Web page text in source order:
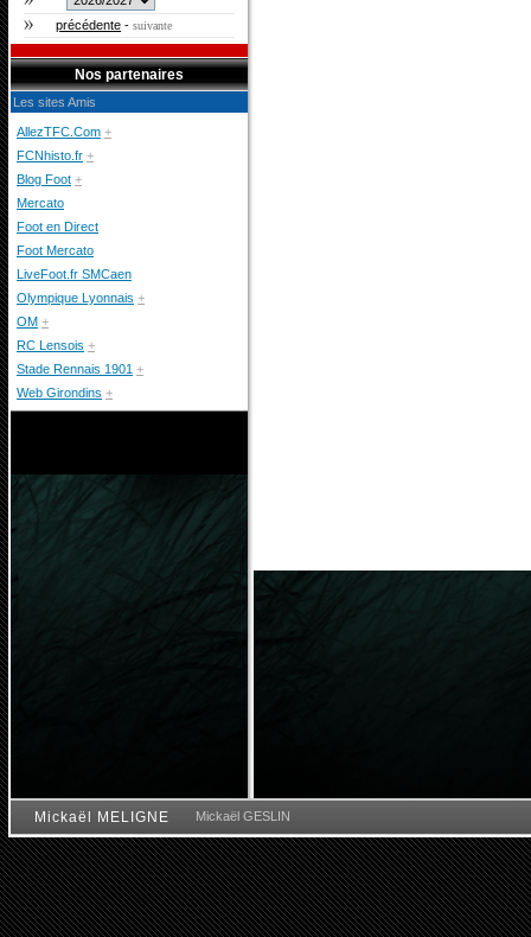
précédente - suivante
Nos partenaires
Les sites Amis
AllezTFC.Com +
FCNhisto.fr +
Blog Foot +
Mercato
Foot en Direct
Foot Mercato
LiveFoot.fr SMCaen
Olympique Lyonnais +
OM +
RC Lensois +
Stade Rennais 1901 +
Web Girondins +
Mickaël MELIGNE Mickaël GESLIN